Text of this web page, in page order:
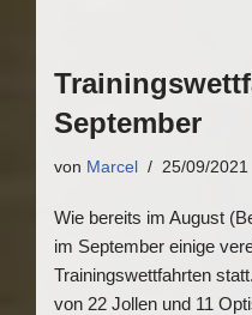
September
von Marcel 25/09/2021
Wie bereits im August
im September einige
Trainingswettfahrten
von 22 Jollen und 11